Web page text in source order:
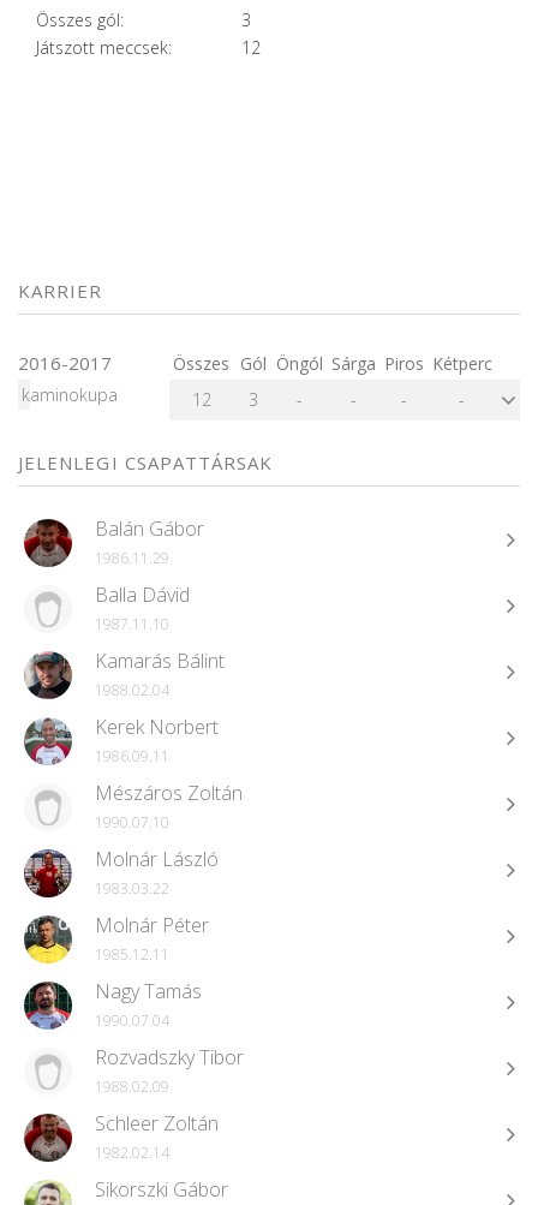
Összes gól:
3
Játszott meccsek:
12
KARRIER
2016-2017 Összes Gól Öngól Sárga Piros Kétperc
kaminokupa
12 3 - - - -
JELENLEGI CSAPATTÁRSAK
Balán Gábor
1986.11.29
Balla Dávid
1987.11.10
Kamarás Bálint
1988.02.04
Kerek Norbert
1986.09.11
Mészáros Zoltán
1990.07.10
Molnár László
1983.03.22
Molnár Péter
1985.12.11
Nagy Tamás
1990.07.04
Rozvadszky Tibor
1988.02.09
Schleer Zoltán
1982.02.14
Sikorszki Gábor